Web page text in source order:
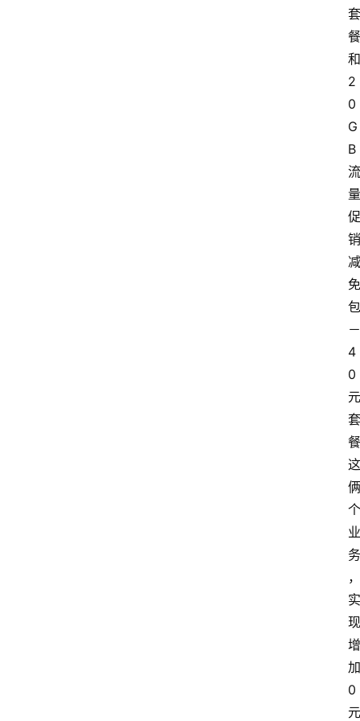
套
餐
和
2
0
G
B
流
量
促
销
减
免
包
－
4
0
元
套
餐
这
俩
个
业
务
，
实
现
增
加
0
元